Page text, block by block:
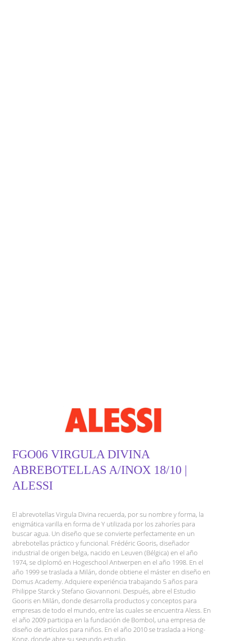
FGO06 VIRGULA DIVINA
ABREBOTELLAS A/INOX 18/10 |
ALESSI
El abrevotellas Virgula Divina recuerda, por su nombre y forma, la
enigmática varilla en forma de Y utilizada por los zahoríes para
buscar agua. Un diseño que se convierte perfectamente en un
abrebotellas práctico y funcional. Frédéric Gooris, diseñador
industrial de origen belga, nacido en Leuven (Bélgica) en el año
1974, se diplomó en Hogeschool Antwerpen en el año 1998. En el
año 1999 se traslada a Milán, donde obtiene el máster en diseño en
Domus Academy. Adquiere experiéncia trabajando 5 años para
Philippe Starck y Stefano Giovannoni. Después, abre el Estudio
Gooris en Milán, donde desarrolla productos y conceptos para
empresas de todo el mundo, entre las cuales se encuentra Aless. En
el año 2009 participa en la fundación de Bombol, una empresa de
diseño de artículos para niños. En el año 2010 se traslada a Hong-